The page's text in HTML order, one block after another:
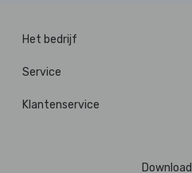
Het bedrijf
Service
Klantenservice